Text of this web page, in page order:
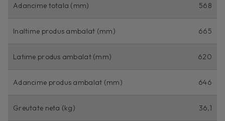
Adancime totala (mm) 568
Inaltime produs ambalat (mm) 665
Latime produs ambalat (mm) 620
Adancime produs ambalat (mm) 646
Greutate neta (kg) 36,1